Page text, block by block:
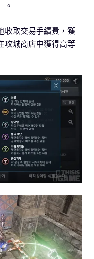
。
收取交易手續費，獲
攻城商店中獲得高等